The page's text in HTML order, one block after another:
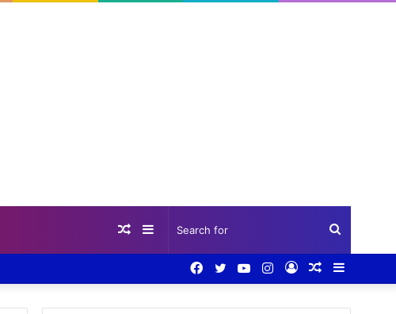
for
Sidebar
Random
Random
Log
Instagram
YouTube
Twitter
Facebook